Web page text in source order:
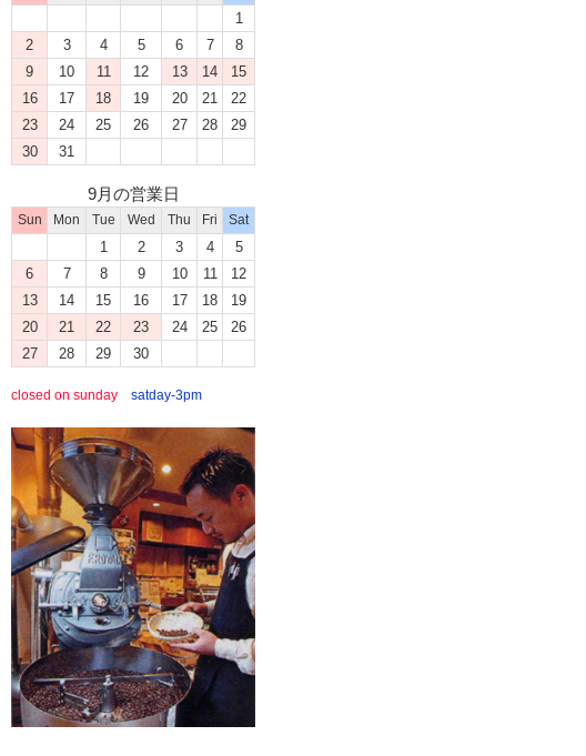
1
2
3 4 5 6 7
8
9
10 11 12 13 14
15
16
17 18 19 20 21
22
23
24 25 26 27 28
29
30
31
9月の営業日
Sun Mon Tue Wed Thu Fri Sat
1 2 3 4
5
6
7 8 9 10 11
12
13
14 15 16 17 18
19
20
21 22 23 24 25
26
27
28 29 30
closed on sunday satday-3pm